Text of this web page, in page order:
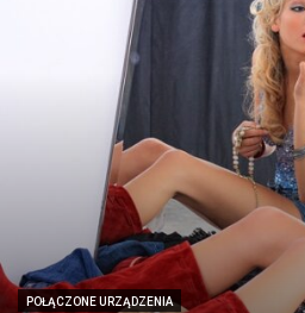
POŁĄCZONE URZĄDZENIA